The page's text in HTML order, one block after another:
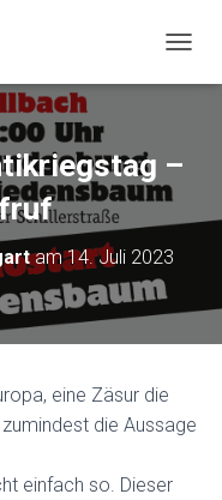
–
am14. Juli 2023
eine Zäsur die
die Aussage
einfach so. Dieser